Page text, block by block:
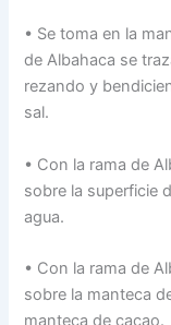
• Se toma en la
de Albahaca se
rezando y
sal.
• Con la rama de
sobre la superficie
agua.
• Con la rama de
sobre la manteca
manteca de cacao.